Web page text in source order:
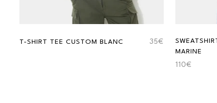
T-SHIRT TEE CUSTOM BLANC 35€
MARINE
110€